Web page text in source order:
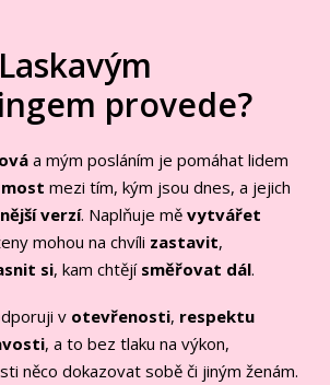
provede?
a mým posláním je pomáhat lidem
mezi tím, kým jsou dnes, a jejich
verzí. Naplňuje měvytvářet
mohou na chvíli zastavit,
si, kam chtějí směřovat dál.
v otevřenosti, respektu
, a to bez tlaku na výkon,
něco dokazovat sobě či jiným ženám.